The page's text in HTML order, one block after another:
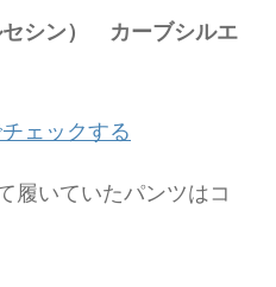
セシン） カーブシルエ
ェックする
履いていたパンツはコ